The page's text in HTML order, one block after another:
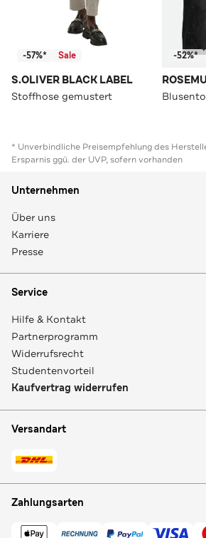
-57%* Sale
S.OLIVER BLACK LABEL
Stoffhose gemustert
-52%*
* Unverbindliche Preisempfehlung des
Ersparnis ggü. der UVP, sofern vorhanden
Unternehmen
Über uns
Karriere
Presse
Service
Hilfe & Kontakt
Partnerprogramm
Widerrufsrecht
Studentenvorteil
Kaufvertrag widerrufen
Versandart
Zahlungsarten